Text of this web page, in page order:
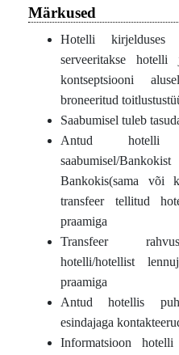
Märkused
Hotelli
serveeritakse hotelli
kontseptsiooni
broneeritud
Saabumisel tuleb
Antud hotelli
saabumisel/
Bankokis(sama või
transfeer tellitud
praamiga
Transfeer
hotelli/hotellist
praamiga
Antud hotellis
esindajaga
Informatsioon